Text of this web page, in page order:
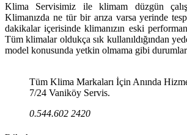
Klima Servisimiz ile klimam düzgün
Klimanızda ne tür bir arıza varsa yerinde
dakikalar içerisinde klimanızın eski
Tüm klimalar oldukça sık kullanıldığından
model konusunda yetkin olmama gibi
Tüm Klima Markaları İçin Anında
7/24 Vaniköy Servis.
0.544.602 2420